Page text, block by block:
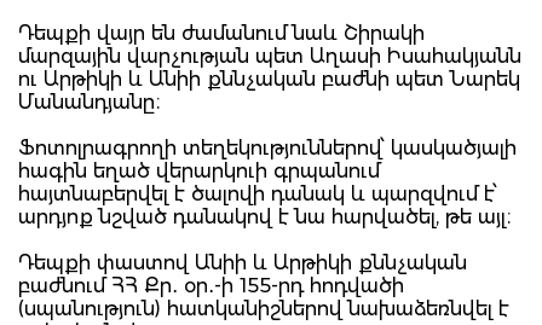
Դեպքի վայր են ժամանում նաև Շիրակի
մարզային վարչության պետ Աղասի Իսահակյանն
ու Արթիկի և Անիի քննչական բաժնի պետ Նարեկ
Մանանդյանը։
Ֆոտոլրագրողի տեղեկություններով՝ կասկածյալի
հագին եղած վերարկուի գրպանում
հայտնաբերվել է ծալովի դանակ և պարզվում է՝
արդյոք նշված դանակով է նա հարվածել, թե այլ։
Դեպքի փաստով Անիի և Արթիկի քննչական
բաժնում ՀՀ Քր․ օր․-ի 155-րդ հոդվածի
(սպանություն) հատկանիշներով նախաձեռնվել է